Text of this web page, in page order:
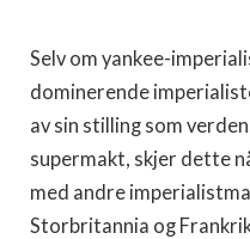
Selv om yankee-
dominerende
av sin stilling som
supermakt, skjer dette
med andre
Storbritannia og